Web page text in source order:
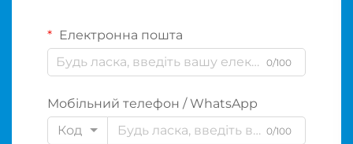
Електронна пошта
0/100
Мобільний телефон / WhatsApp
Код
0/100